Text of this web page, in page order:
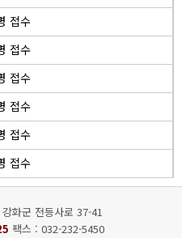
접수
접수
접수
접수
접수
접수
화군 전등사로 37-41
팩스 : 032-232-5450